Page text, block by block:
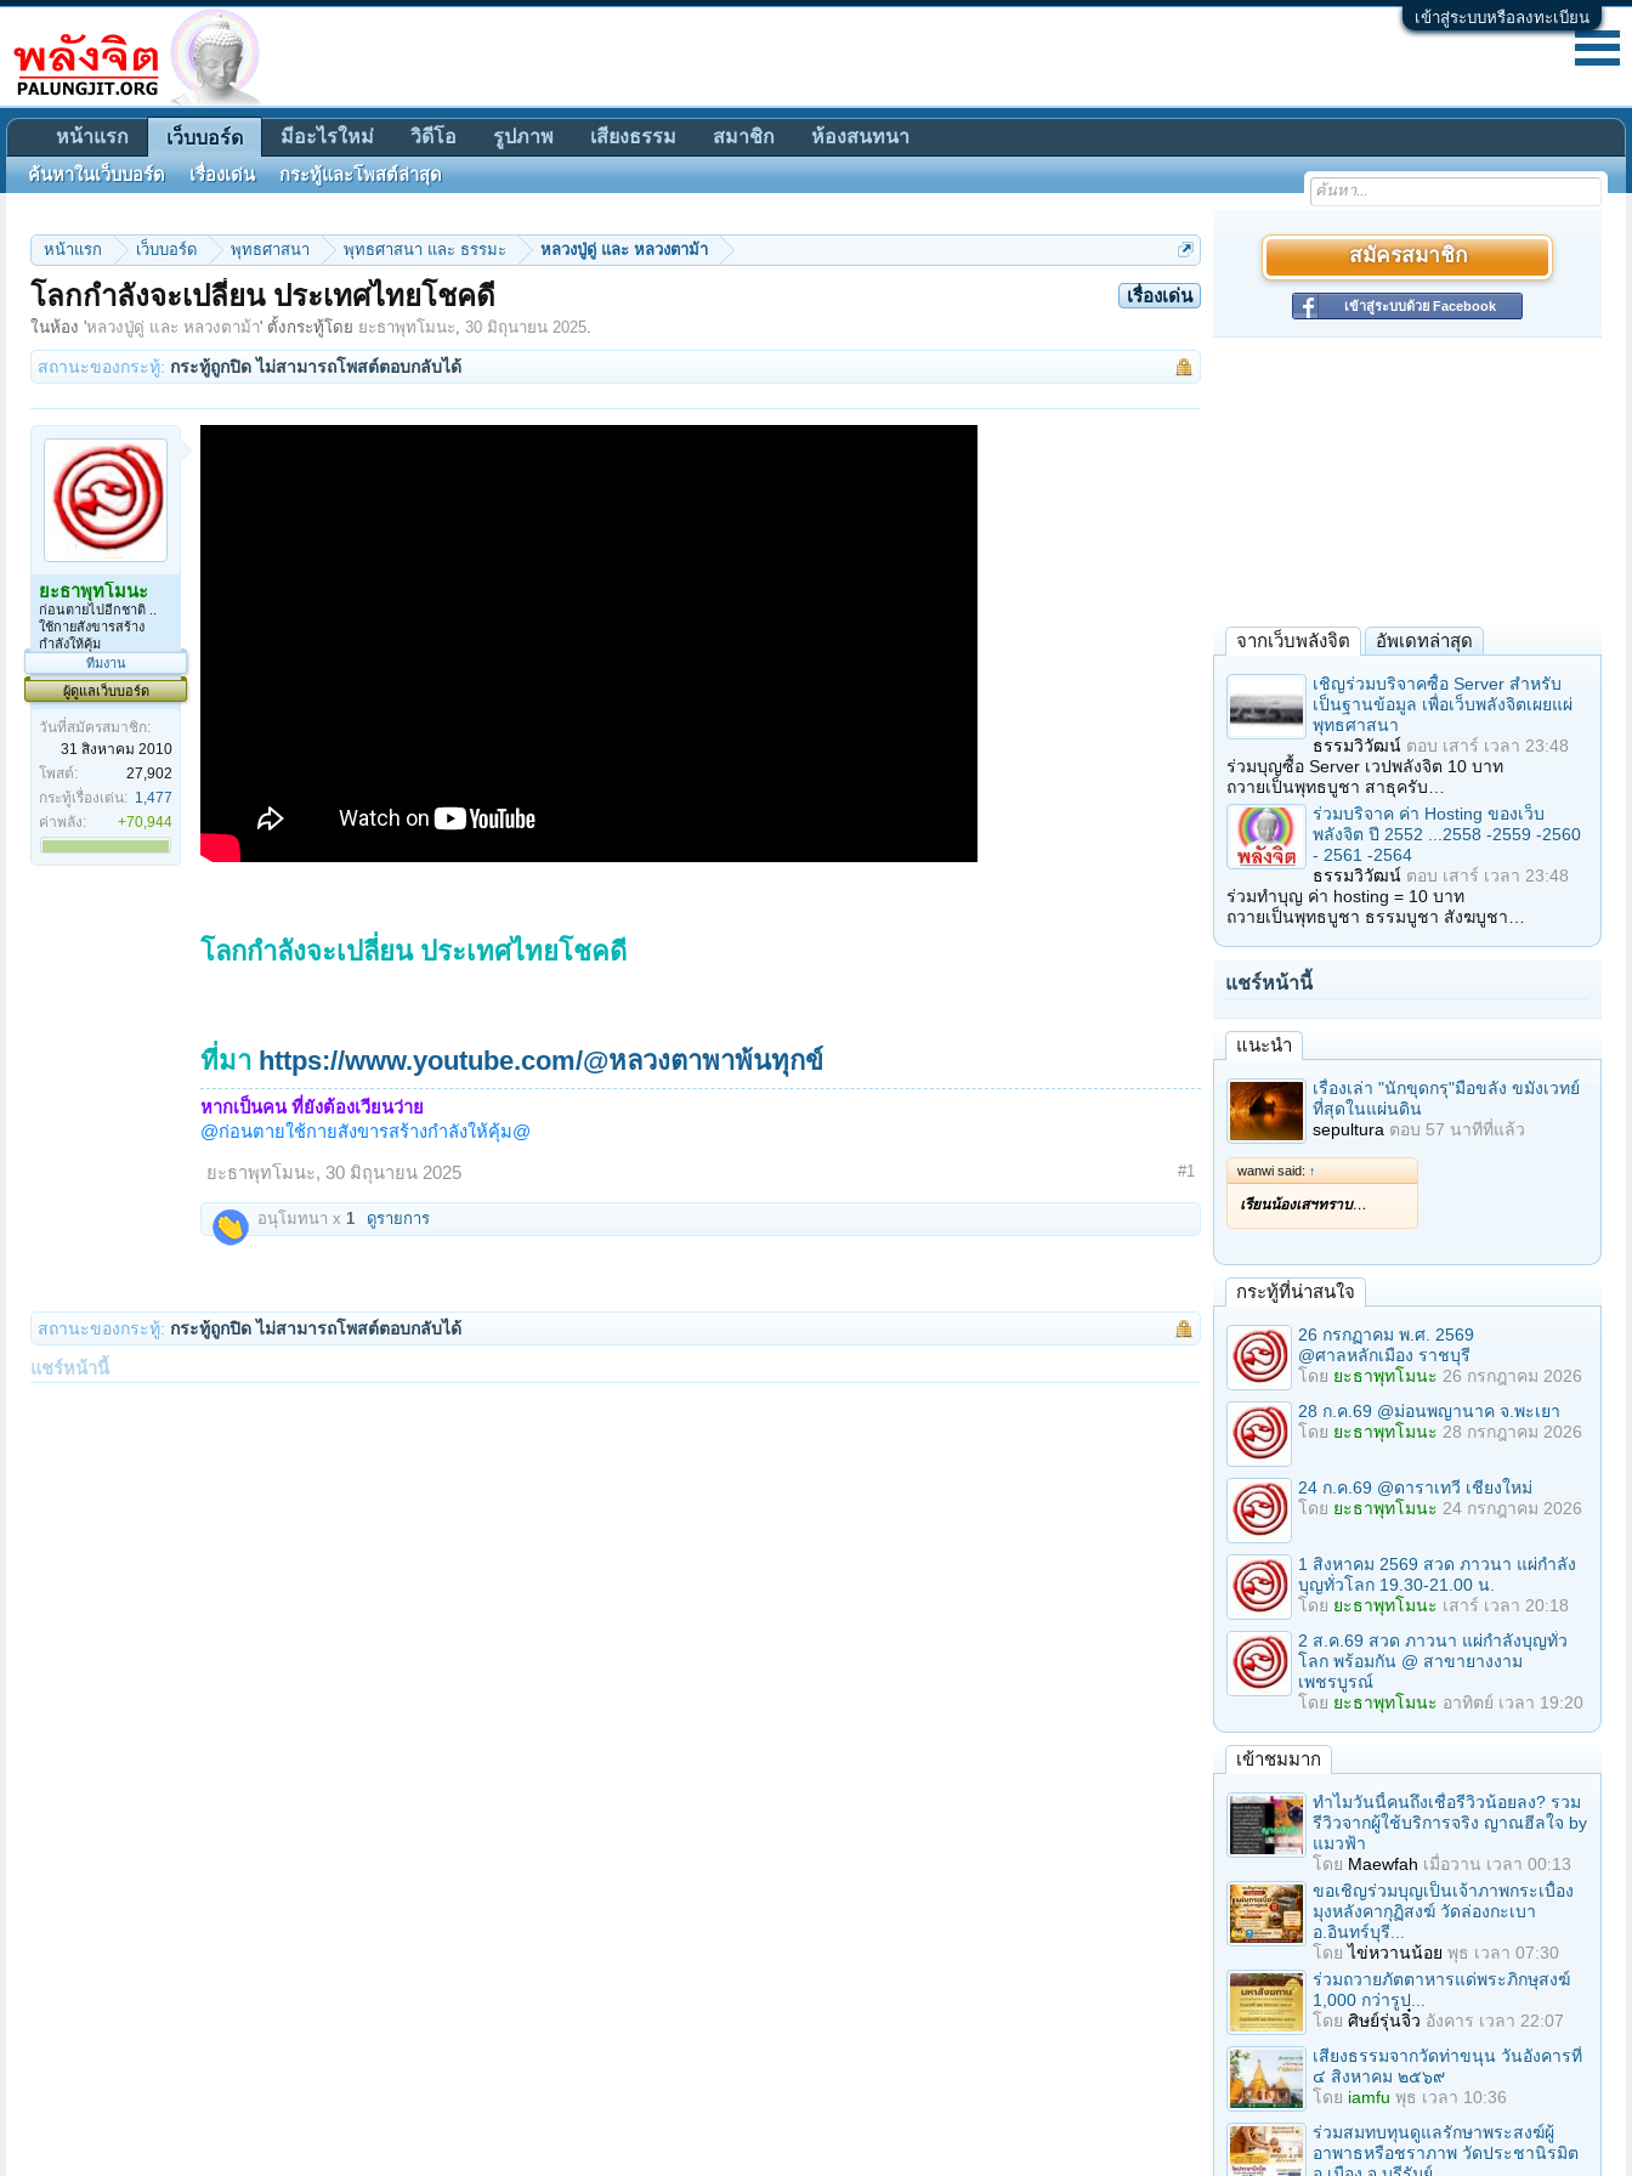
เข้าสู่ระบบหรือลงทะเบียน
หน้าแรก เว็บบอร์ด พุทธศาสนา พุทธศาสนา และ ธรรมะ หลวงปู่ดู่ และ หลวงตาม้า
เรื่องเด่น
โลกกำลังจะเปลี่ยน ประเทศไทยโชคดี
ในห้อง 'หลวงปู่ดู่ และ หลวงตาม้า' ตั้งกระทู้โดย ยะธาพุทโมนะ, 30 มิถุนายน 2025.
สถานะของกระทู้: กระทู้ถูกปิด ไม่สามารถโพสต์ตอบกลับได้
ยะธาพุทโมนะ
ก่อนตายไปอีกชาติ ..
ใช้กายสังขารสร้าง
กำลังให้คุ้ม
ทีมงาน
ผู้ดูแลเว็บบอร์ด
วันที่สมัครสมาชิก:
31 สิงหาคม 2010
โพสต์:
27,902
กระทู้เรื่องเด่น: 1,477
ค่าพลัง:
+70,944
โลกกำลังจะเปลี่ยน ประเทศไทยโชคดี
ที่มา https://www.youtube.com/@หลวงตาพาพ้นทุกข์
หากเป็นคน ที่ยังต้องเวียนว่าย
@ก่อนตายใช้กายสังขารสร้างกำลังให้คุ้ม@
ยะธาพุทโมนะ, 30 มิถุนายน 2025 #1
อนุโมทนา x 1 ดูรายการ
สถานะของกระทู้: กระทู้ถูกปิด ไม่สามารถโพสต์ตอบกลับได้
แชร์หน้านี้
สมัครสมาชิก
เข้าสู่ระบบด้วย Facebook
จากเว็บพลังจิต อัพเดทล่าสุด
เชิญร่วมบริจาคซื้อ Server สำหรับ
เป็นฐานข้อมูล เพื่อเว็บพลังจิตเผยแผ่
พุทธศาสนา
ธรรมวิวัฒน์ ตอบ เสาร์ เวลา 23:48
ร่วมบุญซื้อ Server เวปพลังจิต 10 บาท
ถวายเป็นพุทธบูชา สาธุครับ…
ร่วมบริจาค ค่า Hosting ของเว็บ
พลังจิต ปี 2552 ...2558 -2559 -2560
- 2561 -2564
ธรรมวิวัฒน์ ตอบ เสาร์ เวลา 23:48
ร่วมทำบุญ ค่า hosting = 10 บาท
ถวายเป็นพุทธบูชา ธรรมบูชา สังฆบูชา…
แชร์หน้านี้
แนะนำ
เรื่องเล่า "นักขุดกรุ"มือขลัง ขมังเวทย์
ที่สุดในแผ่นดิน
sepultura ตอบ 57 นาทีที่แล้ว
wanwi said: ↑
เรียนน้องเสฯทราบ…
กระทู้ที่น่าสนใจ
26 กรกฏาคม พ.ศ. 2569
@ศาลหลักเมือง ราชบุรี
โดย ยะธาพุทโมนะ 26 กรกฎาคม 2026
28 ก.ค.69 @ม่อนพญานาค จ.พะเยา
โดย ยะธาพุทโมนะ 28 กรกฎาคม 2026
24 ก.ค.69 @ดาราเทวี เชียงใหม่
โดย ยะธาพุทโมนะ 24 กรกฎาคม 2026
1 สิงหาคม 2569 สวด ภาวนา แผ่กำลัง
บุญทั่วโลก 19.30-21.00 น.
โดย ยะธาพุทโมนะ เสาร์ เวลา 20:18
2 ส.ค.69 สวด ภาวนา แผ่กำลังบุญทั่ว
โลก พร้อมกัน @ สาขายางงาม
เพชรบูรณ์
โดย ยะธาพุทโมนะ อาทิตย์ เวลา 19:20
เข้าชมมาก
ทำไมวันนี้คนถึงเชื่อรีวิวน้อยลง? รวม
รีวิวจากผู้ใช้บริการจริง ญาณฮีลใจ by
แมวฟ้า
โดย Maewfah เมื่อวาน เวลา 00:13
ขอเชิญร่วมบุญเป็นเจ้าภาพกระเบื้อง
มุงหลังคากุฏิสงฆ์ วัดล่องกะเบา
อ.อินทร์บุรี...
โดยไข่หวานน้อย พุธ เวลา 07:30
ร่วมถวายภัตตาหารแด่พระภิกษุสงฆ์
1,000 กว่ารูป...
โดย ศิษย์รุ่นจิ๋ว อังคาร เวลา 22:07
เสียงธรรมจากวัดท่าขนุน วันอังคารที่
๔ สิงหาคม ๒๕๖๙
โดย iamfu พุธ เวลา 10:36
ร่วมสมทบทุนดูแลรักษาพระสงฆ์ผู้
อาพาธหรือชราภาพ วัดประชานิรมิต
หน้าแรก เว็บบอร์ด
ค้นหาในเว็บบอร์ด เรื่องเด่น กระทู้และโพสต์ล่าสุด
มีอะไรใหม่ วิดีโอ รูปภาพ เสียงธรรม สมาชิก ห้องสนทนา